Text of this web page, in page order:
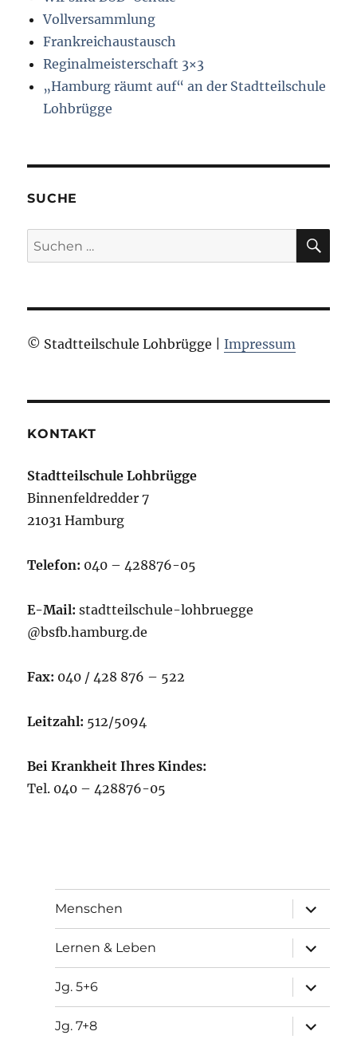
Vollversammlung
Frankreichaustausch
Reginalmeisterschaft 3×3
„Hamburg räumt auf“ an der Stadtteilschule
Lohbrügge
SUCHE
Suchen
nach:
© Stadtteilschule Lohbrügge |Impressum
KONTAKT
Stadtteilschule Lohbrügge
Binnenfeldredder 7
21031 Hamburg
Telefon: 040 – 428876-05
E-Mail: stadtteilschule-lohbruegge
@bsfb.hamburg.de
Fax: 040 / 428 876 – 522
Leitzahl: 512/5094
Bei Krankheit Ihres Kindes:
Tel. 040 – 428876-05
Menschen
öffnen
Lernen & Leben
öffnen
Jg. 5+6
öffnen
Jg. 7+8
öffnen